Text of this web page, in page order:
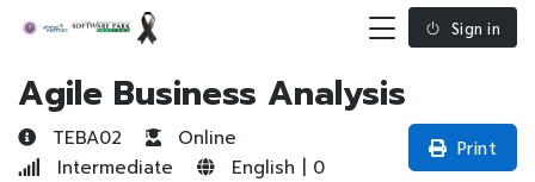
Sign in
Agile Business Analysis
TEBA02
Online
Intermediate
English | 0
Print